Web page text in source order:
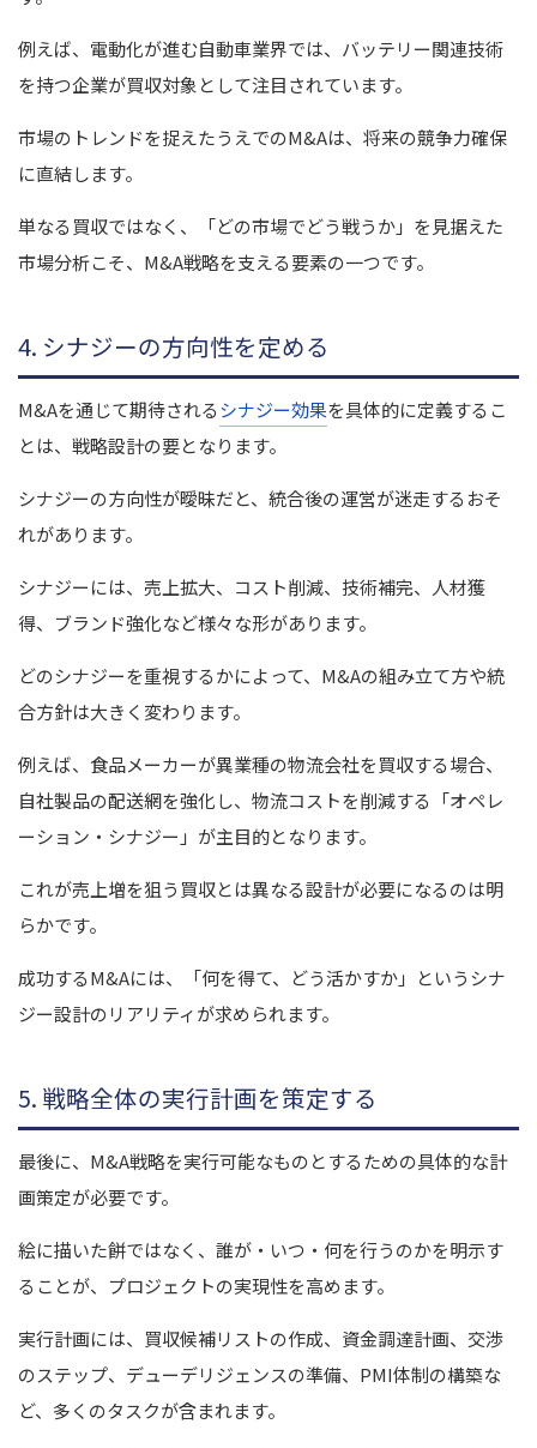
例えば、電動化が進む自動車業界では、バッテリー関連技術
を持つ企業が買収対象として注目されています。
市場のトレンドを捉えたうえでのM&Aは、将来の競争力確保
に直結します。
単なる買収ではなく、「どの市場でどう戦うか」を見据えた
市場分析こそ、M&A戦略を支える要素の一つです。
4. シナジーの方向性を定める
M&Aを通じて期待されるシナジー効果を具体的に定義するこ
とは、戦略設計の要となります。
シナジーの方向性が曖昧だと、統合後の運営が迷走するおそ
れがあります。
シナジーには、売上拡大、コスト削減、技術補完、人材獲
得、ブランド強化など様々な形があります。
どのシナジーを重視するかによって、M&Aの組み立て方や統
合方針は大きく変わります。
例えば、食品メーカーが異業種の物流会社を買収する場合、
自社製品の配送網を強化し、物流コストを削減する「オペレ
ーション・シナジー」が主目的となります。
これが売上増を狙う買収とは異なる設計が必要になるのは明
らかです。
成功するM&Aには、「何を得て、どう活かすか」というシナ
ジー設計のリアリティが求められます。
5. 戦略全体の実行計画を策定する
最後に、M&A戦略を実行可能なものとするための具体的な計
画策定が必要です。
絵に描いた餅ではなく、誰が・いつ・何を行うのかを明示す
ることが、プロジェクトの実現性を高めます。
実行計画には、買収候補リストの作成、資金調達計画、交渉
のステップ、デューデリジェンスの準備、PMI体制の構築な
ど、多くのタスクが含まれます。